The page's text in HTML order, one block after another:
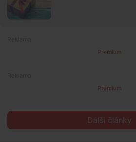
Premium
Premium
Další články